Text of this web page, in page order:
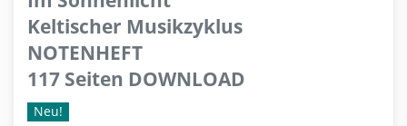
Keltischer Musikzyklus
NOTENHEFT
117 Seiten DOWNLOAD
Neu!